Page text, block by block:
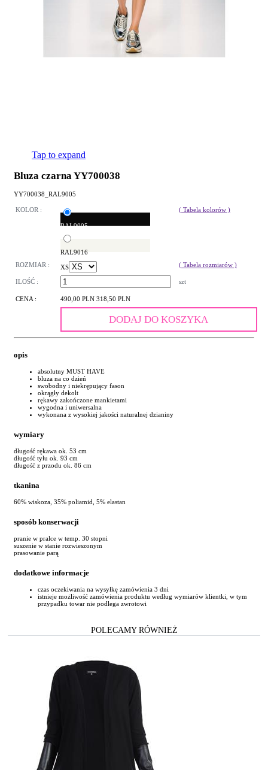
Tap to expand
Bluza czarna YY700038
YY700038_RAL9005
KOLOR :
RAL9005
RAL9016
( Tabela kolorów )
ROZMIAR : XS ( Tabela rozmiarów )
ILOŚĆ : szt
CENA : 490,00 PLN 318,50 PLN
DODAJ DO KOSZYKA
opis
absolutny MUST HAVE
bluza na co dzień
swobodny i niekrępujący fason
okrągły dekolt
rękawy zakończone mankietami
wygodna i uniwersalna
wykonana z wysokiej jakości naturalnej dzianiny
wymiary
długość rękawa ok. 53 cm
długość tyłu ok. 93 cm
długość z przodu ok. 86 cm
tkanina
60% wiskoza, 35% poliamid, 5% elastan
sposób konserwacji
pranie w pralce w temp. 30 stopni
suszenie w stanie rozwieszonym
prasowanie parą
dodatkowe informacje
czas oczekiwania na wysyłkę zamówienia 3 dni
istnieje możliwość zamówienia produktu według wymiarów klientki, w tym
przypadku towar nie podlega zwrotowi
POLECAMY RÓWNIEŻ